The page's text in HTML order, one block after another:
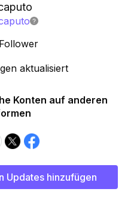
Follower
aktualisiert
Konten auf anderen
Updates hinzufügen